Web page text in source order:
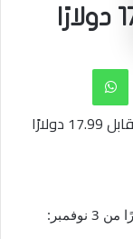
واتساب